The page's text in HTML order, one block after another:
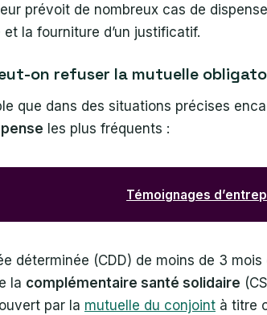
prévoit de nombreux cas de
la fourniture d’un justificatif.
on refuser la mutuelle
que dans des situations précises
les plus fréquents :
Témoignages
déterminée (CDD) de moins de 3
la complémentaire santé solidaire
par la mutuelle du conjoint à titre